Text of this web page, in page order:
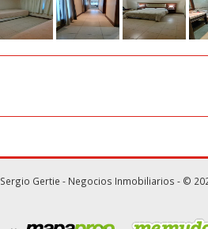
Sergio Gertie - Negocios Inmobiliarios - ©